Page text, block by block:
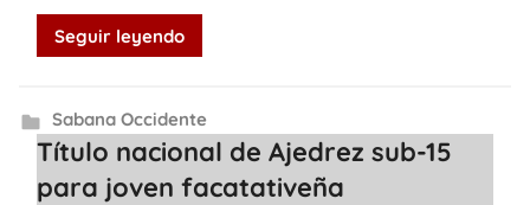
Seguir leyendo
Sabana Occidente
Título nacional de Ajedrez sub-15
para joven facatativeña